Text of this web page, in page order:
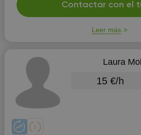
Contactar con el
Leer más
Laura
15 €/h